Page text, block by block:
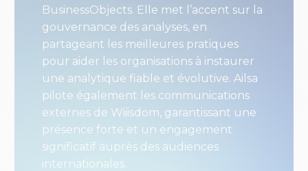
BusinessObjects. Elle met l’accent sur la
gouvernance des analyses, en
partageant les meilleures pratiques
pour aider les organisations à instaurer
une analytique fiable et évolutive. Ailsa
pilote également les communications
externes de Wiiisdom, garantissant une
présence forte et un engagement
significatif auprès des audiences
internationales.